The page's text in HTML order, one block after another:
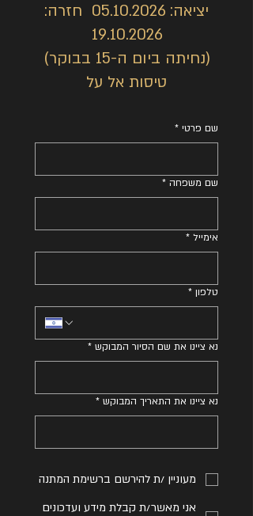
יציאה: 05.10.2026 חזרה:
19.10.2026
(נחיתה ביום ה-15 בבוקר)
טיסות אל על
שם פרטי *
שם משפחה *
אימייל *
טלפון *
נא ציינו את שם הסיור המבוקש *
נא ציינו את התאריך המבוקש *
מעוניין /ת להירשם ברשימת המתנה
אני מאשר/ת קבלת מידע ועדכונים